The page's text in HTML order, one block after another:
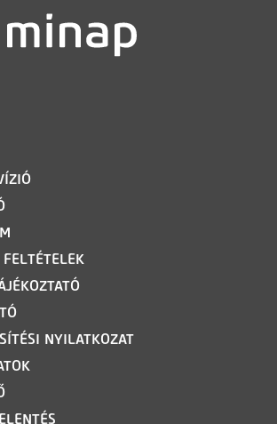
NYILATKOZAT